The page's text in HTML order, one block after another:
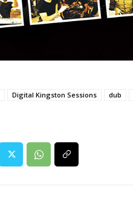
Digital Kingston Sessions dub